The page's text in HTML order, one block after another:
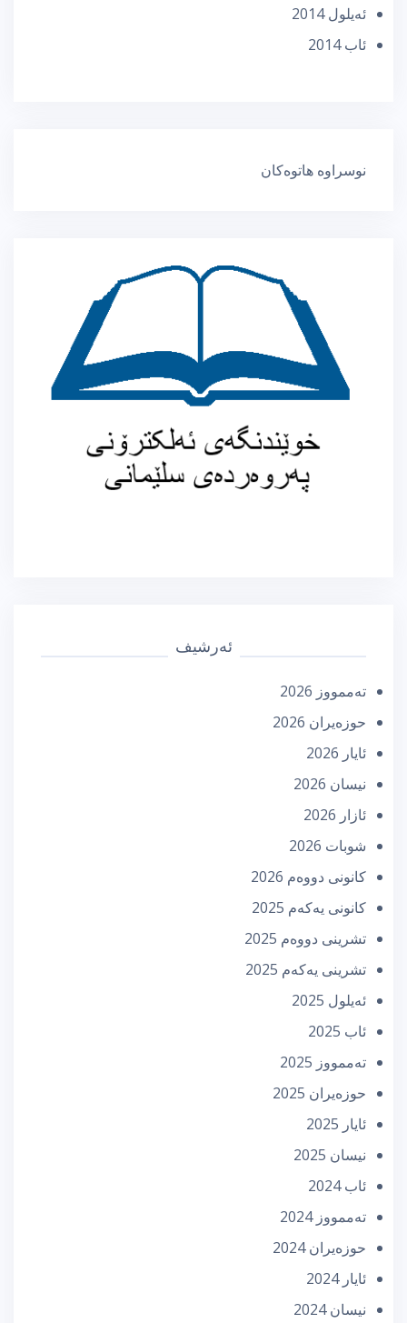
ئه‌یلول 2014
ئاب 2014
نوسراوە هاتوەکان
ئەرشیف
تەممووز 2026
حوزه‌یران 2026
ئایار 2026
نیسان 2026
ئازار 2026
شوبات 2026
كانونی دووه‌م 2026
كانونی یه‌كه‌م 2025
تشرینی دووه‌م 2025
تشرینی یه‌كه‌م 2025
ئه‌یلول 2025
ئاب 2025
تەممووز 2025
حوزه‌یران 2025
ئایار 2025
نیسان 2025
ئاب 2024
تەممووز 2024
حوزه‌یران 2024
ئایار 2024
نیسان 2024